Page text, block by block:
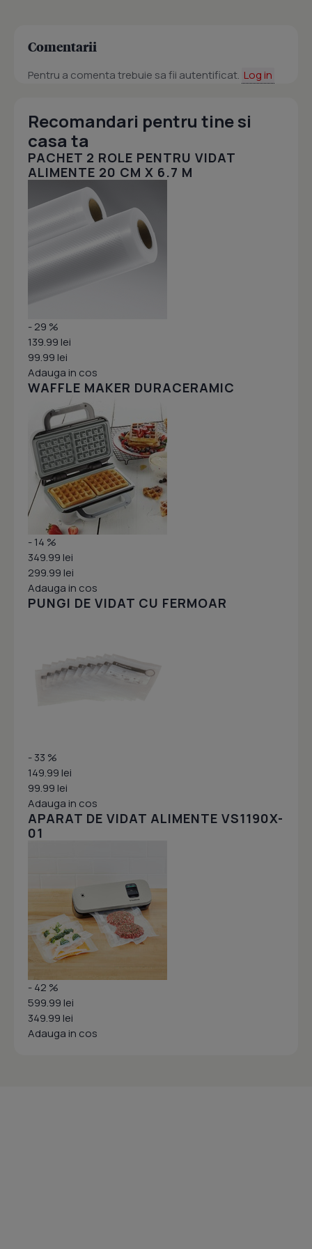
Comentarii
Pentru a comenta trebuie sa fii autentificat. Log in
Recomandari pentru tine si
casa ta
PACHET 2 ROLE PENTRU VIDAT
ALIMENTE 20 CM X 6.7 M
- 29 %
139.99 lei
99.99 lei
Adauga in cos
WAFFLE MAKER DURACERAMIC
- 14 %
349.99 lei
299.99 lei
Adauga in cos
PUNGI DE VIDAT CU FERMOAR
- 33 %
149.99 lei
99.99 lei
Adauga in cos
APARAT DE VIDAT ALIMENTE VS1190X-
01
- 42 %
599.99 lei
349.99 lei
Adauga in cos